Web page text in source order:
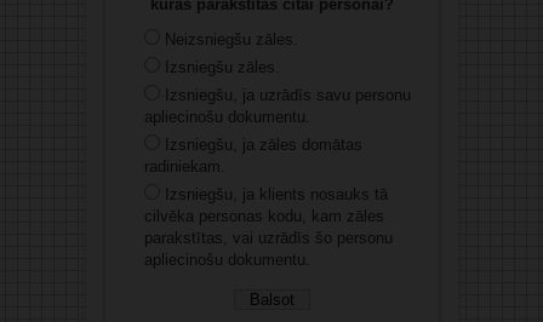
kuras parakstītas citai personai?
Neizsniegšu zāles.
Izsniegšu zāles.
Izsniegšu, ja uzrādīs savu personu
apliecinošu dokumentu.
Izsniegšu, ja zāles domātas
radiniekam.
Izsniegšu, ja klients nosauks tā
cilvēka personas kodu, kam zāles
parakstītas, vai uzrādīs šo personu
apliecinošu dokumentu.